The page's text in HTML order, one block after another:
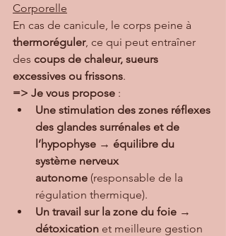
Corporelle
En cas de canicule, le corps peine à
thermoréguler, ce qui peut entraîner
des coups de chaleur, sueurs
excessives ou frissons.
=> Je vous propose :
Une stimulation des zones réflexes
des glandes surrénales et de
l’hypophyse → équilibre du
système nerveux
autonome (responsable de la
régulation thermique).
Un travail sur la zone du foie →
détoxication et meilleure gestion